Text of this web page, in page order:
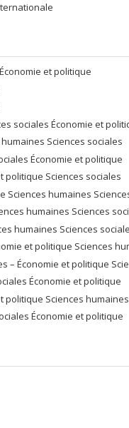
et politique
sociales Économie et
Sciences sociales
Économie et politique
politique Sciences sociales
humaines
humaines Sciences
humaines Sciences
et politique Sciences
Économie et politique
Économie et politique
Sciences
Économie et politique